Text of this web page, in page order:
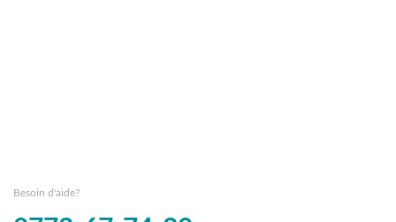
Besoin d'aide?